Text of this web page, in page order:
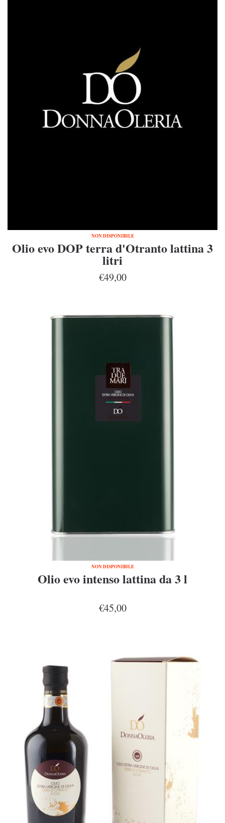
NON DISPONIBILE
Olio evo DOP terra d'Otranto lattina 3
litri
€49,00
NON DISPONIBILE
Olio evo intenso lattina da 3 l
€45,00